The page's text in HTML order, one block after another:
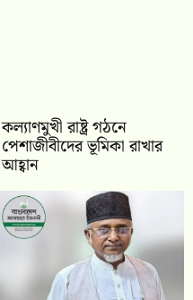
কল্যাণমুখী রাষ্ট্র গঠনে
পেশাজীবীদের ভূমিকা রাখার
আহ্বান